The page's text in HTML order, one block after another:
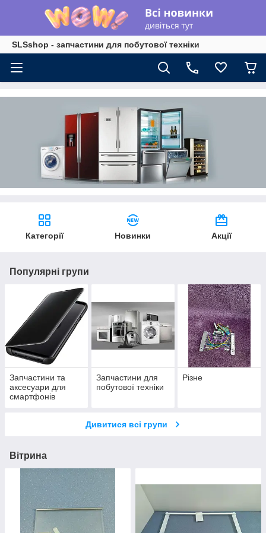
SLSshop - запчастини для побутової техніки
Категорії Новинки Акції
Популярні групи
Запчастини та
аксесуари для
смартфонів
Запчастини для
побутової техніки
Різне
Дивитися всі групи
Вітрина